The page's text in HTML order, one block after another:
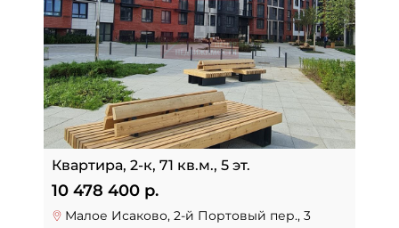
Квартира, 2-к, 71 кв.м., 5 эт.
10 478 400 р.
Малое Исаково, 2-й Портовый пер., 3